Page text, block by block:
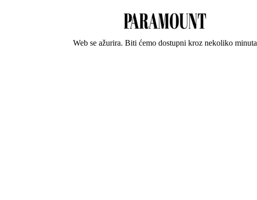
Web se ažurira. Biti ćemo dostupni kroz nekoliko minuta